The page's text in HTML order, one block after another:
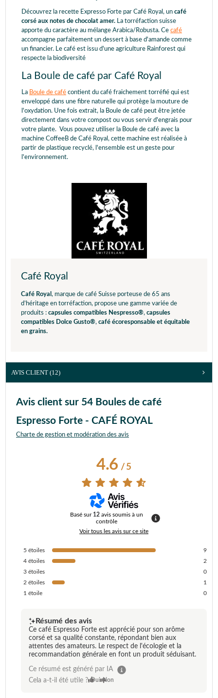
Découvrez la recette Expresso Forte par Café Royal, un café
corsé aux notes de chocolat amer. La torréfaction suisse
apporte du caractère au mélange Arabica/Robusta. Ce café
accompagne parfaitement un dessert à base d'amande comme
un financier. Le café est issu d'une agriculture Rainforest qui
respecte la biodiversité
La Boule de café par Café Royal
La Boule de café contient du café fraichement torréfié qui est
enveloppé dans une fibre naturelle qui protège la mouture de
l'oxydation. Une fois extrait, la Boule de café peut être jetée
directement dans votre compost ou vous servir d'engrais pour
votre plante. Vous pouvez utiliser la Boule de café avec la
machine CoffeeB de Café Royal, cette machine est réalisée à
partir de plastique recyclé, l'ensemble est un geste pour
l'environnement.
Café Royal
Café Royal , marque de café Suisse porteuse de 65 ans
d’héritage en torréfaction, propose une gamme variée de
produits : capsules compatibles Nespresso®, capsules
compatibles Dolce Gusto®, café écoresponsable et équitable
en grains.
AVIS CLIENT (12)
Avis client sur 54 Boules de café
Espresso Forte - CAFÉ ROYAL
Charte de gestion et modération des avis
4.6/ 5
Basé sur 12 avis soumis à un
contrôle
Voir tous les avis sur ce site
5 étoiles
9
4 étoiles
2
3 étoiles
0
2 étoiles
1
1 étoile 0
Résumé des avis
Ce café Espresso Forte est apprécié pour son arôme
corsé et sa qualité constante, répondant bien aux
attentes des amateurs. Le respect de l'écologie et la
recommandation générale en font un produit séduisant.
Ce résumé est généré par IA
Cela a-t-il été utile ? Oui Non